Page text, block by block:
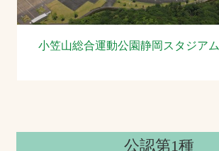
小笠山総合運動公園静岡スタジアム
公認第1種